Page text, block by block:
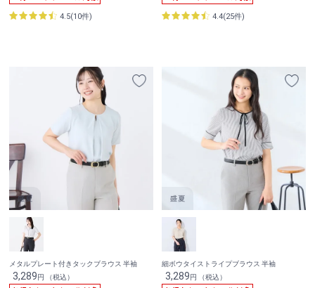
4.5(10件) 4.4(25件)
メタルプレート付きタックブラウス 半袖
3,289円 （税込）
細ボウタイストライプブラウス 半袖
3,289円 （税込）